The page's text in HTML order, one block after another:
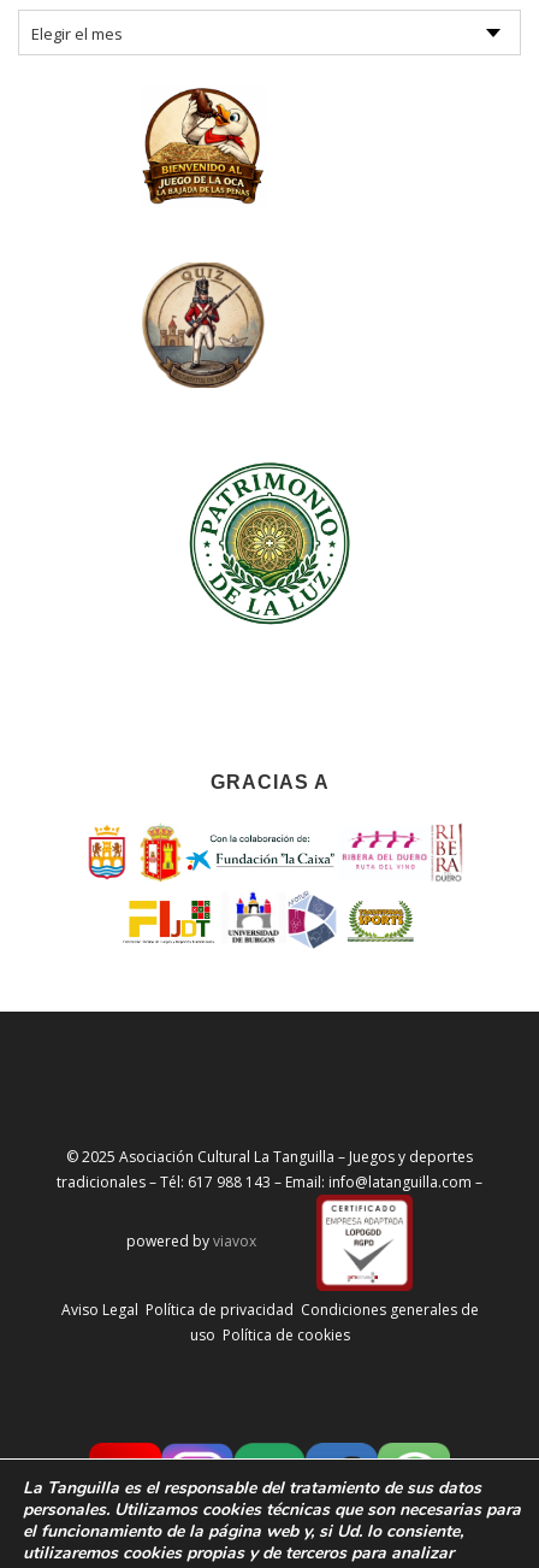
GRACIAS A
© 2025 Asociación Cultural La Tanguilla – Juegos y deportes
tradicionales – Tél: 617 988 143 – Email: info@latanguilla.com –
powered byviavox
Aviso Legal Política de privacidad Condiciones generales de
uso Política de cookies
La Tanguilla es el responsable del tratamiento de sus datos
personales. Utilizamos cookies técnicas que son necesarias para
el funcionamiento de la página web y, si Ud. lo consiente,
utilizaremos cookies propias y de terceros para analizar